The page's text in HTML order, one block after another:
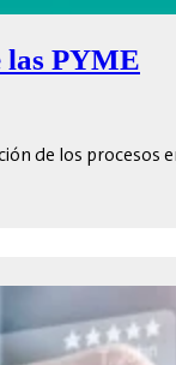
las PYME
de los procesos